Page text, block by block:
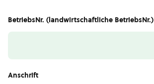
BetriebsNr. (landwirtschaftliche BetriebsNr.)
Anschrift